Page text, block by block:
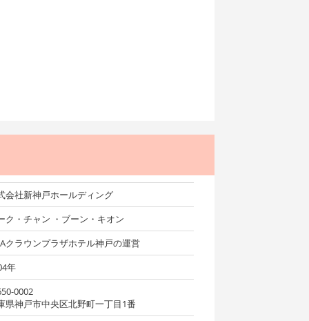
会社新神戸ホールディング
ク・チャン ・ブーン・キオン
クラウンプラザホテル神戸の運営
年
0002
県神戸市中央区北野町一丁目1番